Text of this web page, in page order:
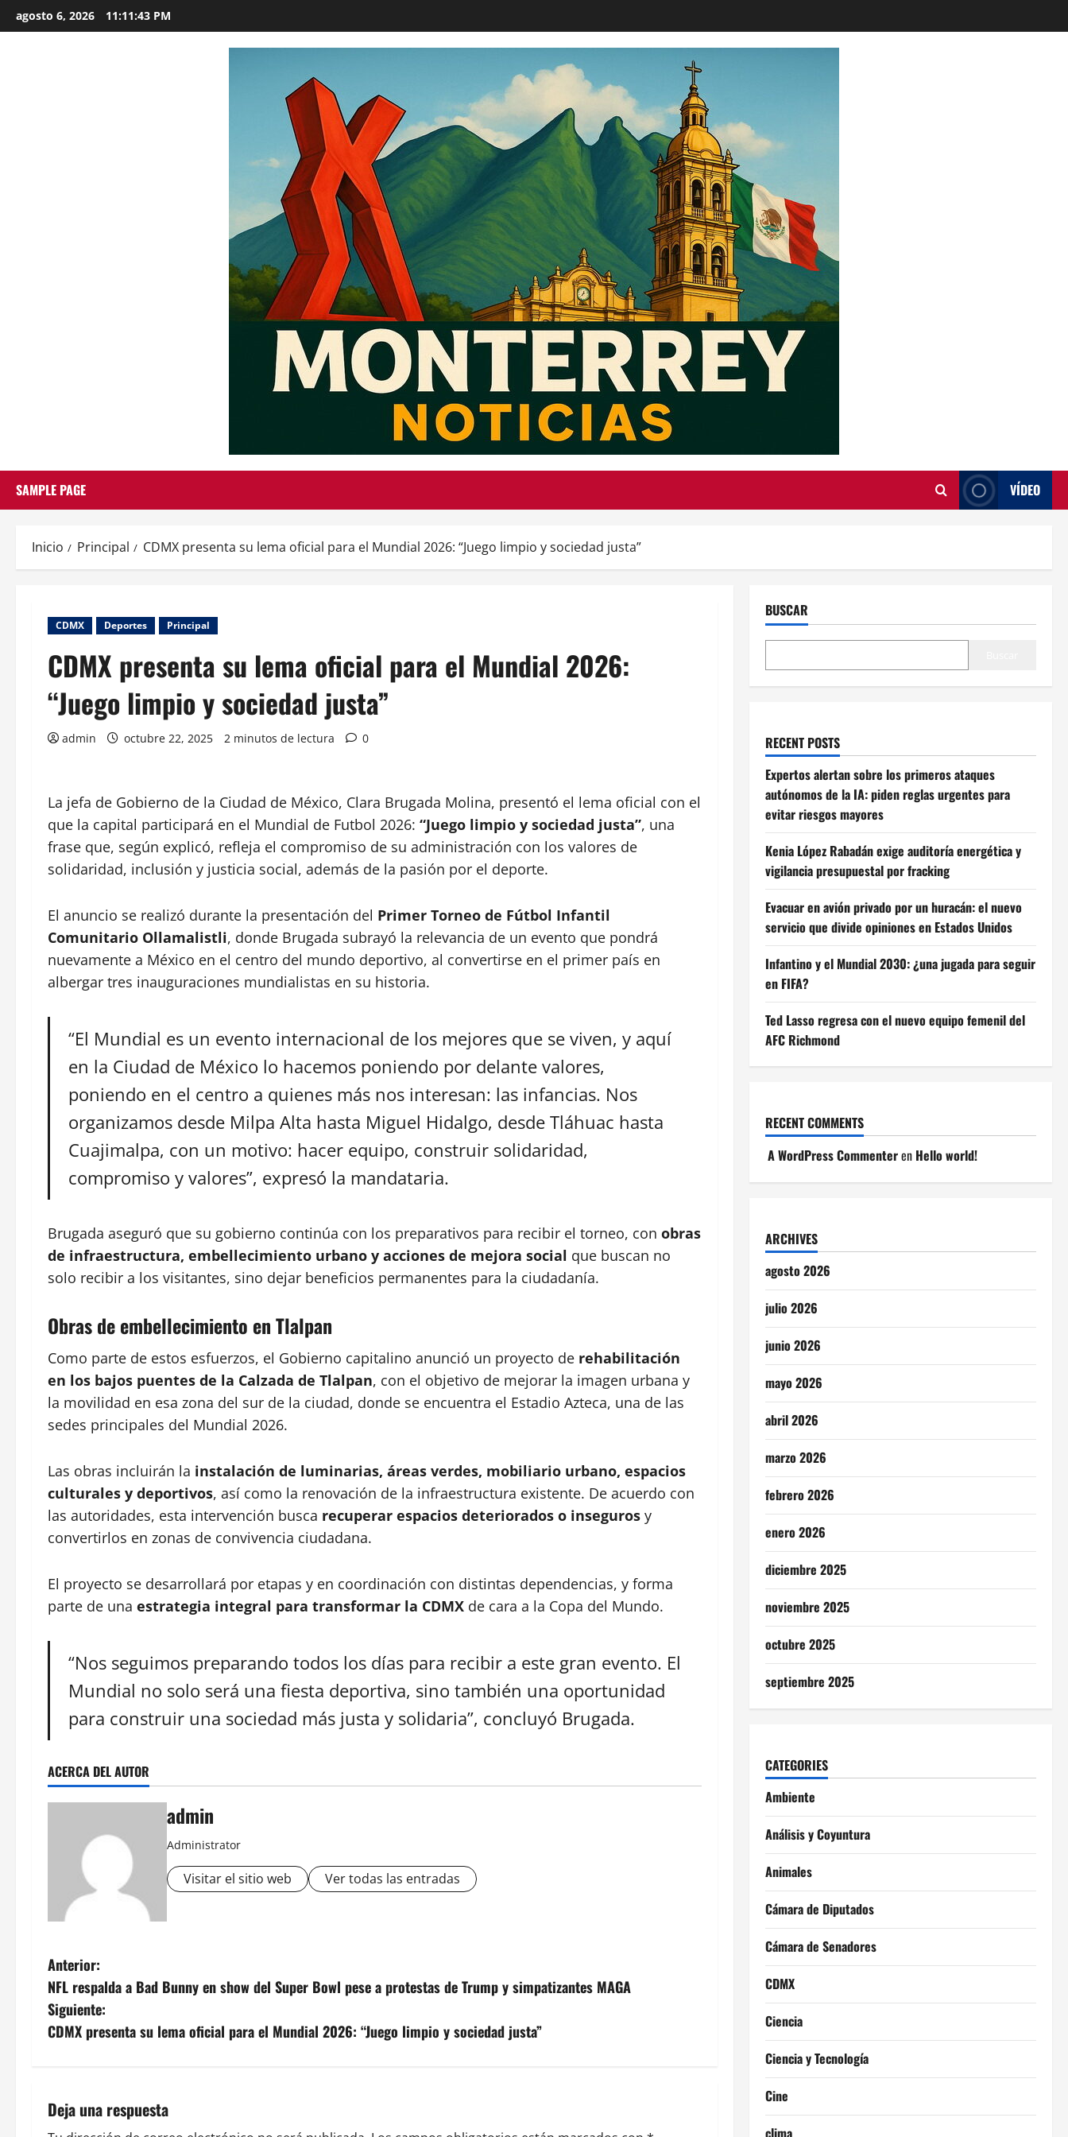
al
agosto 6, 2026 11:11:44 PM
SAMPLE PAGE VÍDEO
Inicio Principal CDMX presenta su lema oficial para el Mundial 2026: “Juego limpio y sociedad justa”
CDMX Deportes Principal
CDMX presenta su lema oficial para el Mundial 2026:
“Juego limpio y sociedad justa”
admin octubre 22, 2025 2 minutos de lectura 0
La jefa de Gobierno de la Ciudad de México, Clara Brugada Molina, presentó el lema oficial con el
que la capital participará en el Mundial de Futbol 2026: “Juego limpio y sociedad justa”, una
frase que, según explicó, refleja el compromiso de su administración con los valores de
solidaridad, inclusión y justicia social, además de la pasión por el deporte.
El anuncio se realizó durante la presentación del Primer Torneo de Fútbol Infantil
Comunitario Ollamalistli, donde Brugada subrayó la relevancia de un evento que pondrá
nuevamente a México en el centro del mundo deportivo, al convertirse en el primer país en
albergar tres inauguraciones mundialistas en su historia.
“El Mundial es un evento internacional de los mejores que se viven, y aquí
en la Ciudad de México lo hacemos poniendo por delante valores,
poniendo en el centro a quienes más nos interesan: las infancias. Nos
organizamos desde Milpa Alta hasta Miguel Hidalgo, desde Tláhuac hasta
Cuajimalpa, con un motivo: hacer equipo, construir solidaridad,
compromiso y valores”, expresó la mandataria.
Brugada aseguró que su gobierno continúa con los preparativos para recibir el torneo, con obras
de infraestructura, embellecimiento urbano y acciones de mejora social que buscan no
solo recibir a los visitantes, sino dejar beneficios permanentes para la ciudadanía.
Obras de embellecimiento en Tlalpan
Como parte de estos esfuerzos, el Gobierno capitalino anunció un proyecto de rehabilitación
en los bajos puentes de la Calzada de Tlalpan, con el objetivo de mejorar la imagen urbana y
la movilidad en esa zona del sur de la ciudad, donde se encuentra el Estadio Azteca, una de las
sedes principales del Mundial 2026.
Las obras incluirán la instalación de luminarias, áreas verdes, mobiliario urbano, espacios
culturales y deportivos, así como la renovación de la infraestructura existente. De acuerdo con
las autoridades, esta intervención busca recuperar espacios deteriorados o inseguros y
convertirlos en zonas de convivencia ciudadana.
El proyecto se desarrollará por etapas y en coordinación con distintas dependencias, y forma
parte de una estrategia integral para transformar la CDMX de cara a la Copa del Mundo.
“Nos seguimos preparando todos los días para recibir a este gran evento. El
Mundial no solo será una fiesta deportiva, sino también una oportunidad
para construir una sociedad más justa y solidaria”, concluyó Brugada.
ACERCA DEL AUTOR
admin
Administrator
Visitar el sitio web Ver todas las entradas
N
a
v
g
Anterior:
NFL respalda a Bad Bunny en show del Super Bowl pese a protestas de Trump y simpatizantes MAGA
Siguiente:
CDMX presenta su lema oficial para el Mundial 2026: “Juego limpio y sociedad justa”
Deja una respuesta
BUSCAR
RECENT POSTS
Expertos alertan sobre los primeros ataques
autónomos de la IA: piden reglas urgentes para
evitar riesgos mayores
Kenia López Rabadán exige auditoría energética y
vigilancia presupuestal por fracking
Evacuar en avión privado por un huracán: el nuevo
servicio que divide opiniones en Estados Unidos
Infantino y el Mundial 2030: ¿una jugada para seguir
en FIFA?
Ted Lasso regresa con el nuevo equipo femenil del
AFC Richmond
RECENT COMMENTS
A WordPress Commenteren Hello world!
ARCHIVES
agosto 2026
julio 2026
junio 2026
mayo 2026
abril 2026
marzo 2026
febrero 2026
enero 2026
diciembre 2025
noviembre 2025
octubre 2025
septiembre 2025
CATEGORIES
Ambiente
Análisis y Coyuntura
Animales
Cámara de Diputados
Cámara de Senadores
CDMX
Ciencia
Ciencia y Tecnología
Cine
clima